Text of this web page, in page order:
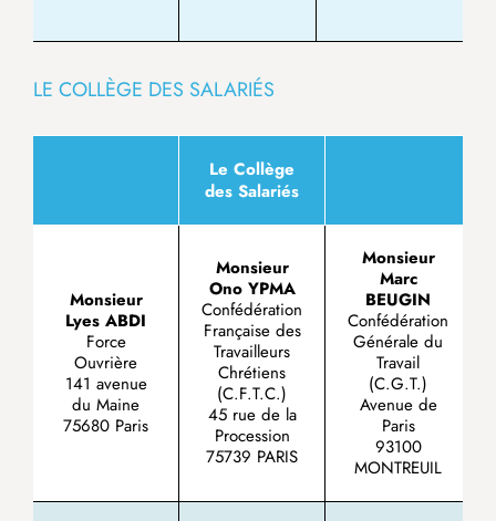
LE COLLÈGE DES SALARIÉS
Le Collège
des Salariés
Monsieur
Lyes ABDI
Force
Ouvrière
141 avenue
du Maine
75680 Paris
Monsieur
Ono YPMA
Confédération
Française des
Travailleurs
Chrétiens
(C.F.T.C.)
45 rue de la
Procession
75739 PARIS
Monsieur
Marc
BEUGIN
Confédération
Générale du
Travail
(C.G.T.)
Avenue de
Paris
93100
MONTREUIL